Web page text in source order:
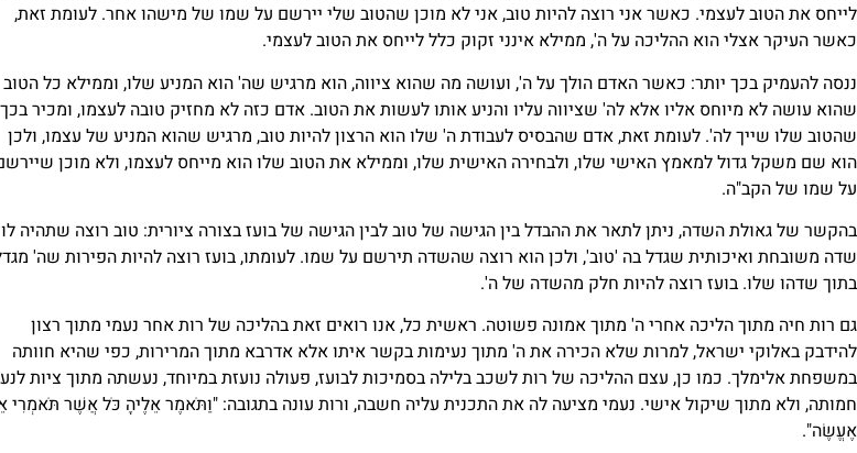
לייחס את הטוב לעצמי. כאשר אני רוצה להיות טוב, אני לא מוכן שהטוב שלי יירשם על שמו של מישהו אחר. לעומת זאת,
כאשר העיקר אצלי הוא ההליכה על ה', ממילא אינני זקוק כלל לייחס את הטוב לעצמי.
ננסה להעמיק בכך יותר: כאשר האדם הולך על ה', ועושה מה שהוא ציווה, הוא מרגיש שה' הוא המניע שלו, וממילא כל הטוב
שהוא עושה לא מיוחס אליו אלא לה' שציווה עליו והניע אותו לעשות את הטוב. אדם כזה לא מחזיק טובה לעצמו, ומכיר בכך
שהטוב שלו שייך לה'. לעומת זאת, אדם שהבסיס לעבודת ה' שלו הוא הרצון להיות טוב, מרגיש שהוא המניע של עצמו, ולכן
הוא שם משקל גדול למאמץ האישי שלו, ולבחירה האישית שלו, וממילא את הטוב שלו הוא מייחס לעצמו, ולא מוכן
על שמו של הקב"ה.
בהקשר של גאולת השדה, ניתן לתאר את ההבדל בין הגישה של טוב לבין הגישה של בועז בצורה ציורית: טוב רוצה שתהיה לו
שדה משובחת ואיכותית שגדל בה 'טוב', ולכן הוא רוצה שהשדה תירשם על שמו. לעומתו, בועז רוצה להיות הפירות שה'
בתוך שדהו שלו. בועז רוצה להיות חלק מהשדה של ה'.
גם רות חיה מתוך הליכה אחרי ה' מתוך אמונה פשוטה. ראשית כל, אנו רואים זאת בהליכה של רות אחר נעמי מתוך רצון
להידבק באלוקי ישראל, למרות שלא הכירה את ה' מתוך נעימות בקשר איתו אלא אדרבא מתוך המרירות, כפי שהיא חוותה
במשפחת אלימלך. כמו כן, עצם ההליכה של רות לשכב בלילה בסמיכות לבועז, פעולה נועזת במיוחד, נעשתה מתוך ציות
חמותה, ולא מתוך שיקול אישי. נעמי מציעה לה את התכנית עליה חשבה, ורות עונה בתגובה: "וַתֹּאמֶר אֵלֶיהָ כֹּל אֲשֶׁר תֹּאמְרִי
אֶעֱשֶׂה".